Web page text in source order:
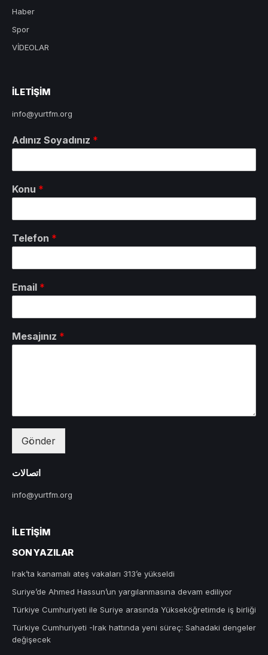
Haber
Spor
VİDEOLAR
ILETIŞIM
info@yurtfm.org
Adınız Soyadınız *
Konu *
Telefon *
Email *
Mesajınız *
Gönder
اتصالات
info@yurtfm.org
İLETIŞIM
SON YAZILAR
Irak’ta kanamalı ateş vakaları 313’e yükseldi
Suriye’de Ahmed Hassun’un yargılanmasına devam ediliyor
Türkiye Cumhuriyeti ile Suriye arasında Yükseköğretimde iş birliği
Türkiye Cumhuriyeti -Irak hattında yeni süreç: Sahadaki dengeler
değişecek